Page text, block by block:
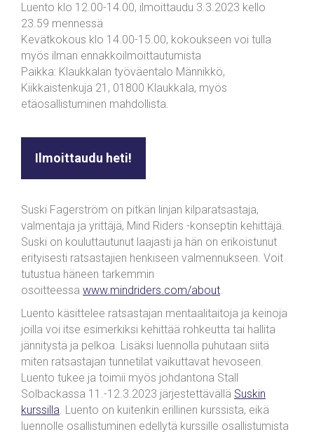
Luento klo 12.00-14.00, ilmoittaudu 3.3.2023 kello
23.59 mennessä
Kevätkokous klo 14.00-15.00, kokoukseen voi tulla
myös ilman ennakkoilmoittautumista
Paikka: Klaukkalan työväentalo Männikkö,
Kiikkaistenkuja 21, 01800 Klaukkala, myös
etäosallistuminen mahdollista.
Ilmoittaudu heti!
Suski Fagerström on pitkän linjan kilparatsastaja,
valmentaja ja yrittäjä, Mind Riders -konseptin kehittäjä.
Suski on kouluttautunut laajasti ja hän on erikoistunut
erityisesti ratsastajien henkiseen valmennukseen. Voit
tutustua häneen tarkemmin
osoitteessa www.mindriders.com/about.
Luento käsittelee ratsastajan mentaalitaitoja ja keinoja
joilla voi itse esimerkiksi kehittää rohkeutta tai hallita
jännitystä ja pelkoa. Lisäksi luennolla puhutaan siitä
miten ratsastajan tunnetilat vaikuttavat hevoseen.
Luento tukee ja toimii myös johdantona Stall
Solbackassa 11.-12.3.2023 järjestettävällä Suskin
kurssilla. Luento on kuitenkin erillinen kurssista, eikä
luennolle osallistuminen edellytä kurssille osallistumista